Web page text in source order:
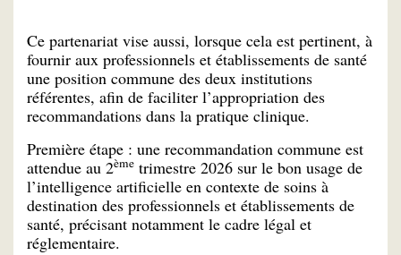
Ce partenariat vise aussi, lorsque cela est pertinent, à
fournir aux professionnels et établissements de santé
une position commune des deux institutions
référentes, afin de faciliter l’appropriation des
recommandations dans la pratique clinique.
Première étape : une recommandation commune est
attendue au 2ème trimestre 2026 sur le bon usage de
l’intelligence artificielle en contexte de soins à
destination des professionnels et établissements de
santé, précisant notamment le cadre légal et
réglementaire.